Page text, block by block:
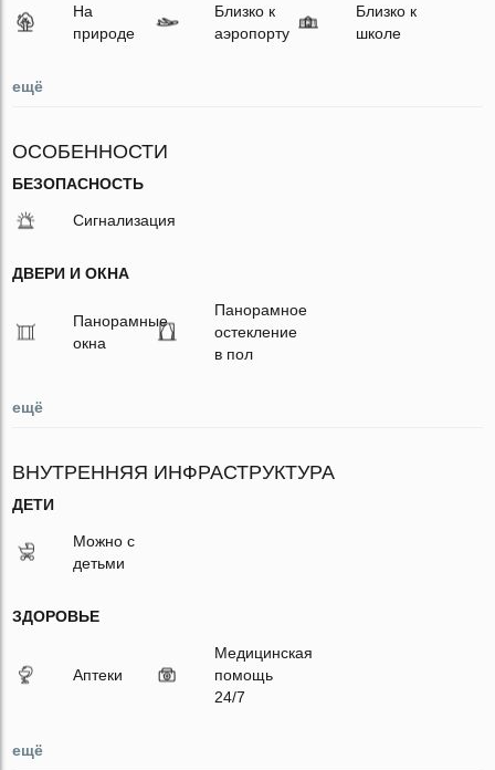
На
природе
Близко к
аэропорту
Близко к
школе
ещё
ОСОБЕННОСТИ
БЕЗОПАСНОСТЬ
Сигнализация
ДВЕРИ И ОКНА
Панорамные
окна
Панорамное
остекление
в пол
ещё
ВНУТРЕННЯЯ ИНФРАСТРУКТУРА
ДЕТИ
Можно с
детьми
ЗДОРОВЬЕ
Аптеки
Медицинская
помощь
24/7
ещё